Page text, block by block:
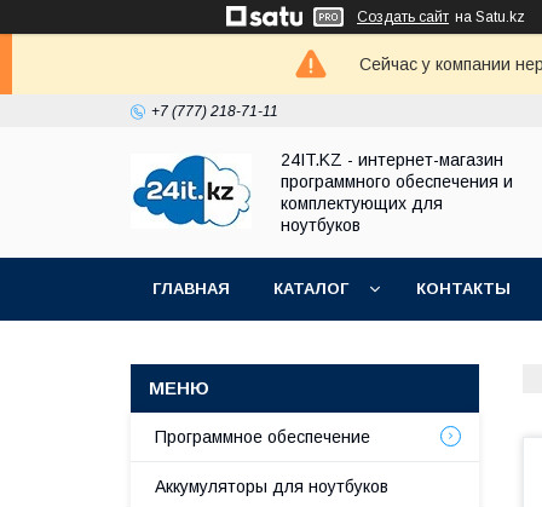
Создать сайт на Satu.kz
Сейчас у компании
+7 (777) 218-71-11
24IT.KZ - интернет-магазин
программного обеспечения и
комплектующих для
ноутбуков
ГЛАВНАЯ КАТАЛОГ КОНТАКТЫ
Программное обеспечение
Аккумуляторы для ноутбуков